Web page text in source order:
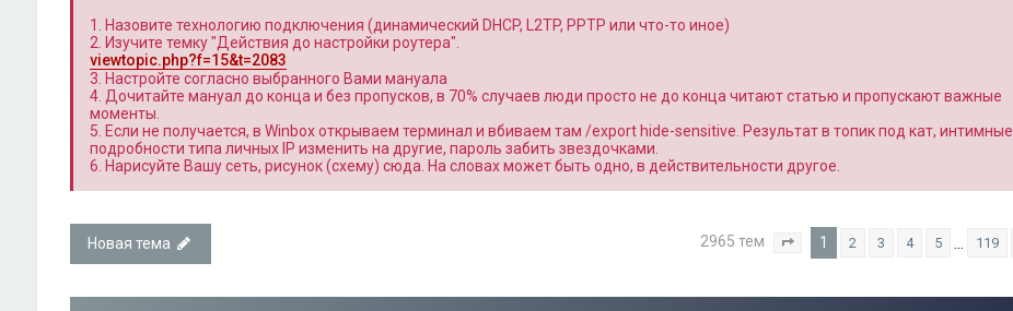
1. Назовите технологию подключения (динамический DHCP, L2TP, PPTP или что-то иное)
2. Изучите темку "Действия до настройки роутера".
viewtopic.php?f=15&t=2083
3. Настройте согласно выбранного Вами мануала
4. Дочитайте мануал до конца и без пропусков, в 70% случаев люди просто не до конца читают статью и пропускают важные
моменты.
5. Если не получается, в Winbox открываем терминал и вбиваем там /export hide-sensitive. Результат в топик под кат, интимные
подробности типа личных IP изменить на другие, пароль забить звездочками.
6. Нарисуйте Вашу сеть, рисунок (схему) сюда. На словах может быть одно, в действительности другое.
Новая тема 2965 тем Страница из 119
1 2 3 4 5 119